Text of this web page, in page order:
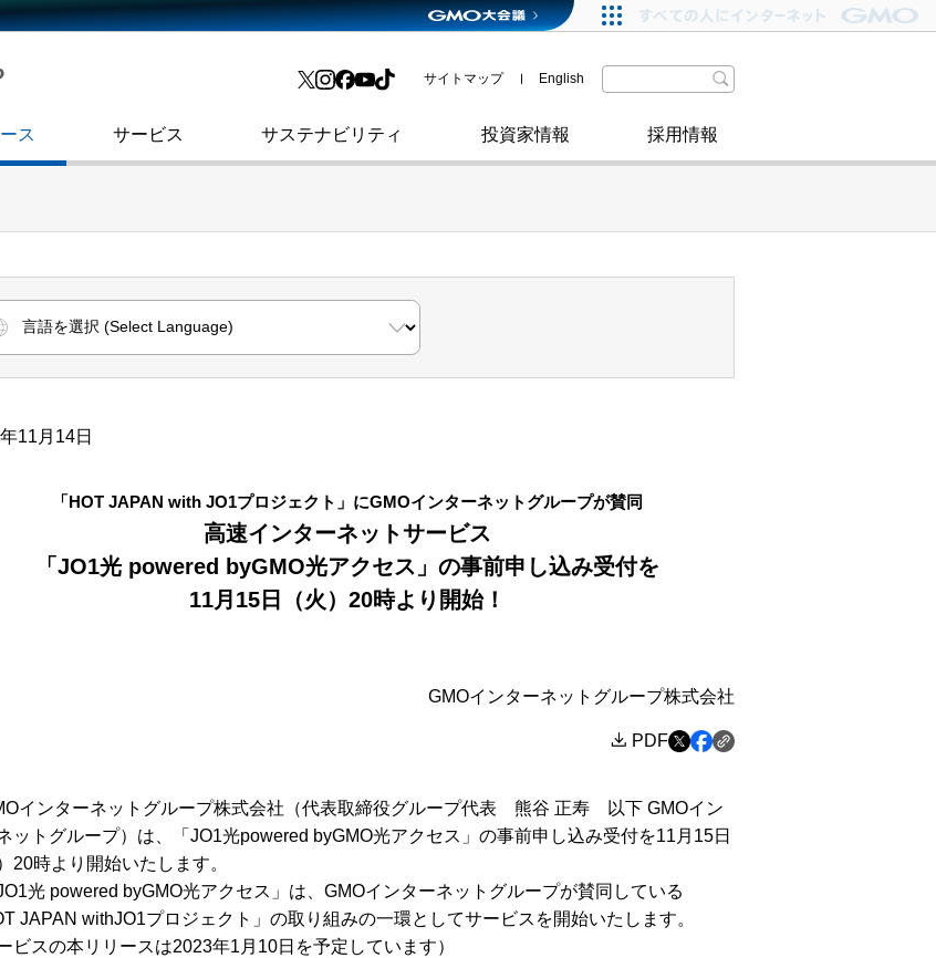
渋谷フクラス入館方法
ス
取材のお申し込みについて
サービス
その他
サステナビリティ
SDGsへの取り組み
政府・自治体からの認定
投資家情報
よくあるご質問 格付・社債情報
採用情報
サイトマップ English
11月14日
「HOT JAPAN with JO1プロジェクト」にGMOインターネットグループが賛同
高速インターネットサービス
「JO1光 powered byGMO光アクセス」の事前申し込み受付を
11月15日（火）20時より開始！
GMOインターネットグループ株式会社
PDF
インターネットグループ株式会社（代表取締役グループ代表 熊谷 正寿 以下 GMOイン
ットグループ）は、「JO1光powered byGMO光アクセス」の事前申し込み受付を11月15日
20時より開始いたします。
光 powered byGMO光アクセス」は、GMOインターネットグループが賛同している
JAPAN withJO1プロジェクト」の取り組みの一環としてサービスを開始いたします。
ービスの本リリースは2023年1月10日を予定しています）